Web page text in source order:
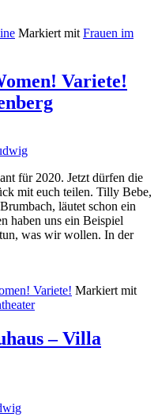
Markiert mitFrauen im
Variete!
für 2020. Jetzt dürfen die
mit euch teilen. Tilly Bebe,
läutet schon ein
haben uns ein Beispiel
was wir wollen. In der
Variete! Markiert mit
– Villa